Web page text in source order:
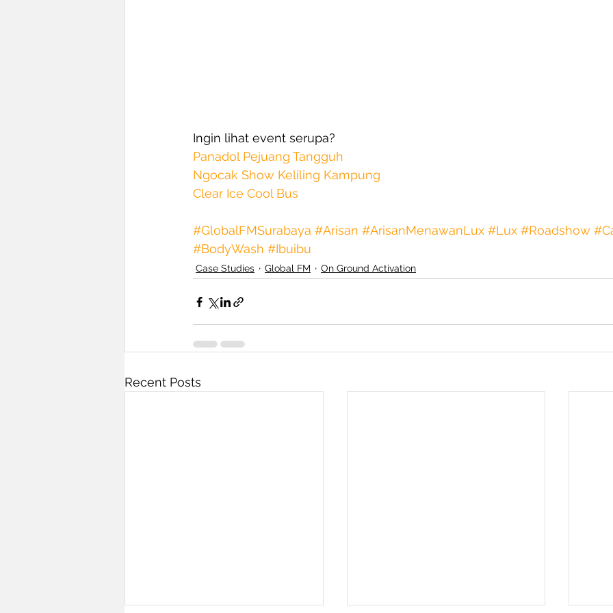
Ingin lihat event serupa?
Panadol Pejuang Tangguh
Ngocak Show Keliling Kampung
Clear Ice Cool Bus
#GlobalFMSurabaya #Arisan #ArisanMenawanLux #Lux #Roadshow
#BodyWash #Ibuibu
Case Studies Global FM On Ground Activation
Recent Posts